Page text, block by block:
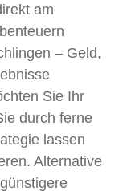
am
– Geld,
Sie Ihr
durch ferne
lassen
Alternative